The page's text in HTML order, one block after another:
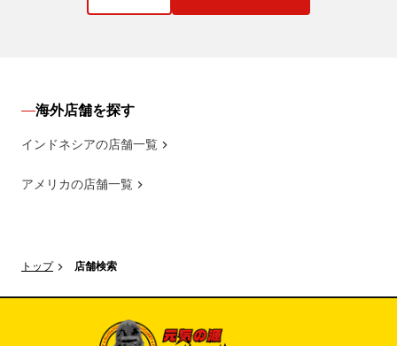
トップ 店舗検索
海外店舗を探す
インドネシアの店舗一覧
アメリカの店舗一覧